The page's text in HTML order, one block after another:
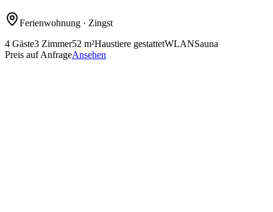
Ferienwohnung · Zingst
4 Gäste3 Zimmer52 m²Haustiere gestattetWLANSauna
Preis auf AnfrageAnsehen